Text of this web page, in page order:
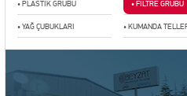
• PLASTİK GRUBU • FİLTRE GRUBU
• YAĞ ÇUBUKLARI • KUMANDA